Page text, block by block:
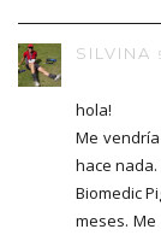
SILVINA
hola!
Me
hace
Biomedic
meses.